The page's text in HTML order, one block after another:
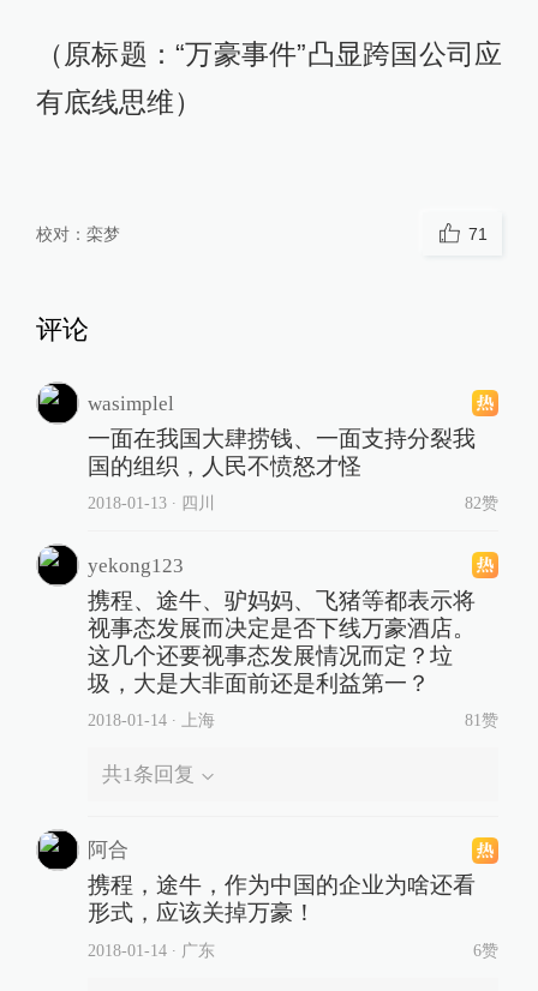
（原标题：“万豪事件”凸显跨国公司应
有底线思维）
校对： 栾梦 71
评论
wasimplel
一面在我国大肆捞钱、一面支持分裂我
国的组织，人民不愤怒才怪
2018-01-13∙ 四川 82赞
yekong123
携程、途牛、驴妈妈、飞猪等都表示将
视事态发展而决定是否下线万豪酒店。
这几个还要视事态发展情况而定？垃
圾，大是大非面前还是利益第一？
2018-01-14∙ 上海 81赞
共1条回复
阿合
携程，途牛，作为中国的企业为啥还看
形式，应该关掉万豪！
2018-01-14∙ 广东 6赞